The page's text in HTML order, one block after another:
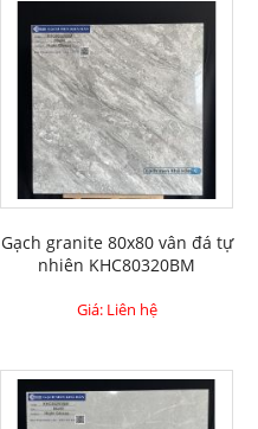
Gạch granite 80x80 vân đá tự
nhiên KHC80320BM
Giá: Liên hệ